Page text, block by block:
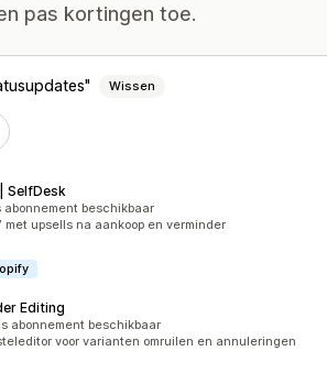
pas kortingen toe.
Wissen
SelfDesk
abonnement beschikbaar
met upsells na aankoop en verminder
Editing
abonnement beschikbaar
voor varianten omruilen en annuleringen